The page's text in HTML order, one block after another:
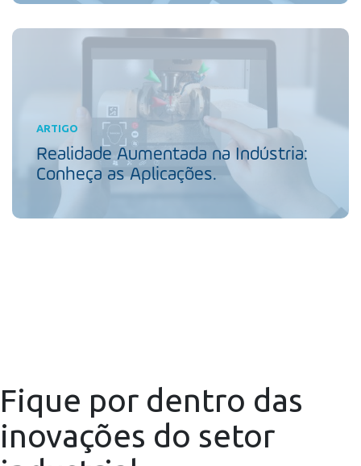
ARTIGO
Realidade Aumentada na Indústria:
Conheça as Aplicações.
Fique por dentro das
inovações do setor